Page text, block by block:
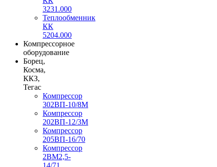
3231.000
Теплообменник
КК
5204.000
Компрессорное
оборудование
Борец,
Косма,
ККЗ,
Тегас
Компрессор
302ВП-10/8М
Компрессор
202ВП-12/3М
Компрессор
205ВП-16/70
Компрессор
2ВМ2,5-
14/71